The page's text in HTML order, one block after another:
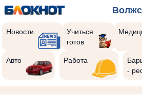
Новости
Учиться
готов
Авто Работа
-
Реклама закроется через: